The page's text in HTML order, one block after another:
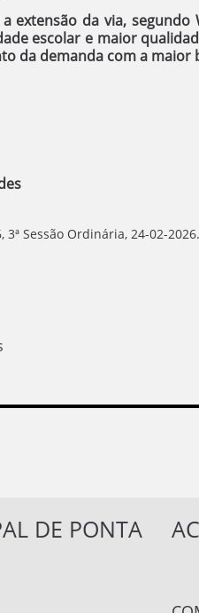
extensão da via,
escolar e maior
da demanda com a maior
Sessão Ordinária, 24-02-2026.
DE PONTA